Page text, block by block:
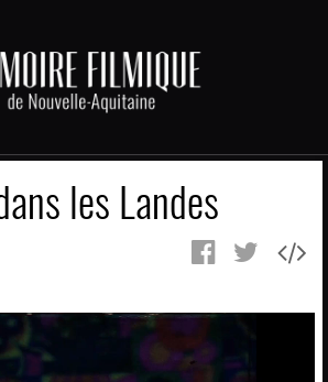
les Landes